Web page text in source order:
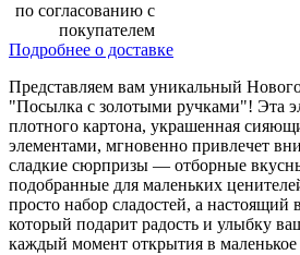
по согласованию с
покупателем
Подробнее о доставке
Представляем вам уникальный
"Посылка с золотыми ручками"! Эта
плотного картона, украшенная
элементами, мгновенно привлечет
сладкие сюрпризы — отборные
подобранные для маленьких
просто набор сладостей, а
который подарит радость и улыбку
каждый момент открытия в маленькое